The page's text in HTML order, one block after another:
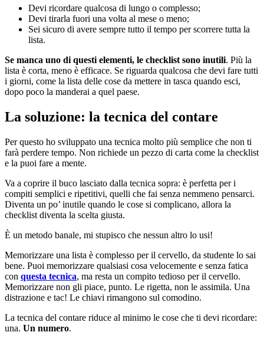
Devi ricordare qualcosa di lungo o complesso;
Devi tirarla fuori una volta al mese o meno;
Sei sicuro di avere sempre tutto il tempo per scorrere tutta la
lista.
Se manca uno di questi elementi, le checklist sono inutili. Più la
lista è corta, meno è efficace. Se riguarda qualcosa che devi fare tutti
i giorni, come la lista delle cose da mettere in tasca quando esci,
dopo poco la manderai a quel paese.
La soluzione: la tecnica del contare
Per questo ho sviluppato una tecnica molto più semplice che non ti
farà perdere tempo. Non richiede un pezzo di carta come la checklist
e la puoi fare a mente.
Va a coprire il buco lasciato dalla tecnica sopra: è perfetta per i
compiti semplici e ripetitivi, quelli che fai senza nemmeno pensarci.
Diventa un po’ inutile quando le cose si complicano, allora la
checklist diventa la scelta giusta.
È un metodo banale, mi stupisco che nessun altro lo usi!
Memorizzare una lista è complesso per il cervello, da studente lo sai
bene. Puoi memorizzare qualsiasi cosa velocemente e senza fatica
con questa tecnica, ma resta un compito tedioso per il cervello.
Memorizzare non gli piace, punto. Le rigetta, non le assimila. Una
distrazione e tac! Le chiavi rimangono sul comodino.
La tecnica del contare riduce al minimo le cose che ti devi ricordare:
una. Un numero.